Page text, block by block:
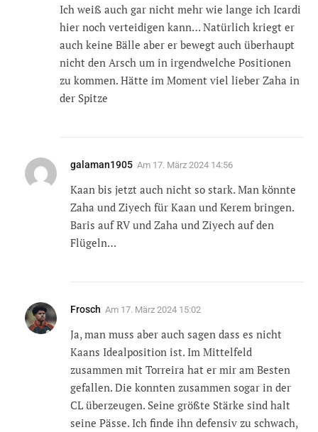
Ich weiß auch gar nicht mehr wie lange ich Icardi
hier noch verteidigen kann… Natürlich kriegt er
auch keine Bälle aber er bewegt auch überhaupt
nicht den Arsch um in irgendwelche Positionen
zu kommen. Hätte im Moment viel lieber Zaha in
der Spitze
galaman1905 Am 17. März 2024 14:56
Kaan bis jetzt auch nicht so stark. Man könnte
Zaha und Ziyech für Kaan und Kerem bringen.
Baris auf RV und Zaha und Ziyech auf den
Flügeln…
Frosch Am 17. März 2024 15:02
Ja, man muss aber auch sagen dass es nicht
Kaans Idealposition ist. Im Mittelfeld
zusammen mit Torreira hat er mir am Besten
gefallen. Die konnten zusammen sogar in der
CL überzeugen. Seine größte Stärke sind halt
seine Pässe. Ich finde ihn defensiv zu schwach,